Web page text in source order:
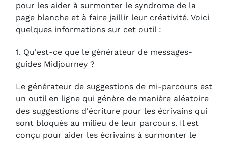
pour les aider à surmonter le syndrome de la
page blanche et à faire jaillir leur créativité. Voici
quelques informations sur cet outil :
1. Qu'est-ce que le générateur de messages-
guides Midjourney ?
Le générateur de suggestions de mi-parcours est
un outil en ligne qui génère de manière aléatoire
des suggestions d'écriture pour les écrivains qui
sont bloqués au milieu de leur parcours. Il est
conçu pour aider les écrivains à surmonter le